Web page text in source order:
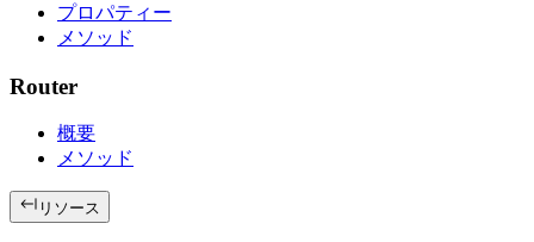
プロパティー
メソッド
Router
概要
メソッド
リソース